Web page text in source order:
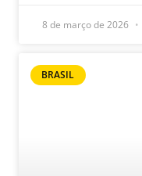
8 de março de 2026
BRASIL